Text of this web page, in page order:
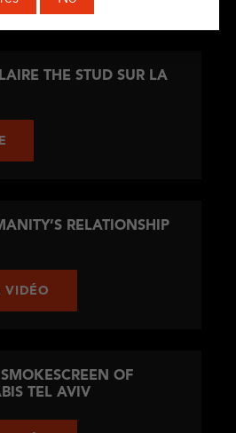
THE STUD SUR LA
RELATIONSHIP
VIDÉO
OF
TEL AVIV